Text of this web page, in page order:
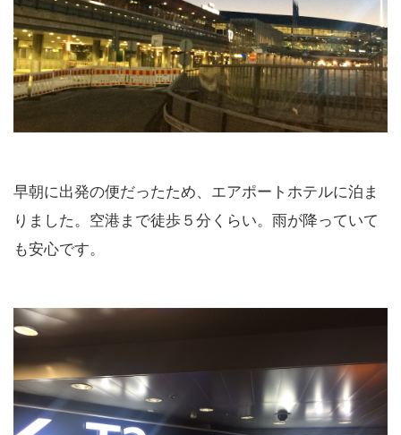
早朝に出発の便だったため、エアポートホテルに泊ま
りました。空港まで徒歩５分くらい。雨が降っていて
も安心です。